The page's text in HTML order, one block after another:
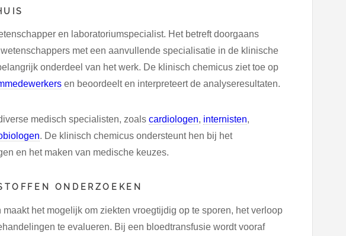
en laboratoriumspecialist. Het betreft doorgaans
wetenschappers met een aanvullende specialisatie in de klinische
onderdeel van het werk. De klinisch chemicus ziet toe op
en beoordeelt en interpreteert de analyseresultaten.
medisch specialisten, zoals cardiologen, internisten,
. De klinisch chemicus ondersteunt hen bij het
en het maken van medische keuzes.
ONDERZOEKEN
het mogelijk om ziekten vroegtijdig op te sporen, het verloop
te evalueren. Bij een bloedtransfusie wordt vooraf